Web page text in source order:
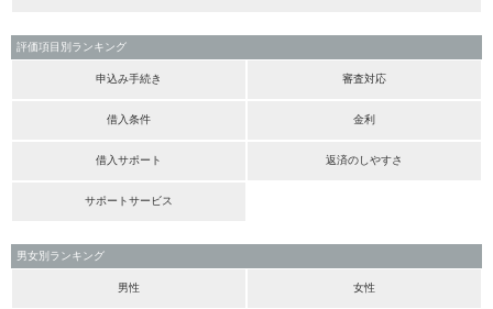
評価項目別ランキング
申込み手続き 審査対応
借入条件 金利
借入サポート 返済のしやすさ
サポートサービス
男女別ランキング
男性 女性